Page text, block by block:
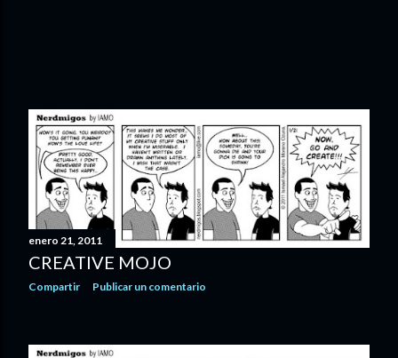
enero 21, 2011
CREATIVE MOJO
Compartir Publicar un comentario